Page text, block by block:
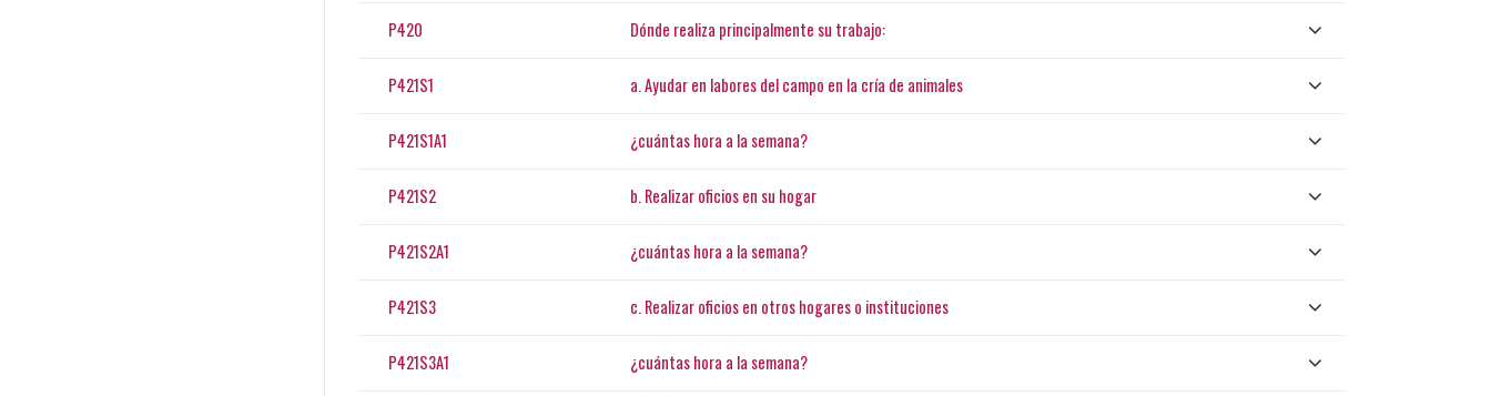
P420 Dónde realiza principalmente su trabajo:
P421S1 a. Ayudar en labores del campo en la cría de animales
P421S1A1 ¿cuántas hora a la semana?
P421S2 b. Realizar oficios en su hogar
P421S2A1 ¿cuántas hora a la semana?
P421S3 c. Realizar oficios en otros hogares o instituciones
P421S3A1 ¿cuántas hora a la semana?